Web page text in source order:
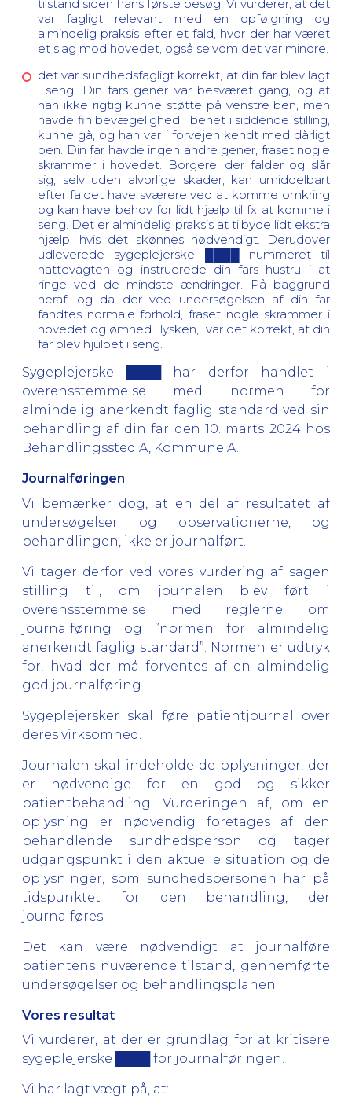
tilstand siden hans første besøg. Vi vurderer, at det
var fagligt relevant med en opfølgning og
almindelig praksis efter et fald, hvor der har været
et slag mod hovedet, også selvom det var mindre.
det var sundhedsfagligt korrekt, at din far blev lagt
i seng. Din fars gener var besværet gang, og at
han ikke rigtig kunne støtte på venstre ben, men
havde fin bevægelighed i benet i siddende stilling,
kunne gå, og han var i forvejen kendt med dårligt
ben. Din far havde ingen andre gener, fraset nogle
skrammer i hovedet. Borgere, der falder og slår
sig, selv uden alvorlige skader, kan umiddelbart
efter faldet have sværere ved at komme omkring
og kan have behov for lidt hjælp til fx at komme i
seng. Det er almindelig praksis at tilbyde lidt ekstra
hjælp, hvis det skønnes nødvendigt. Derudover
udleverede sygeplejerske ████ nummeret til
nattevagten og instruerede din fars hustru i at
ringe ved de mindste ændringer. På baggrund
heraf, og da der ved undersøgelsen af din far
fandtes normale forhold, fraset nogle skrammer i
hovedet og ømhed i lysken, var det korrekt, at din
far blev hjulpet i seng.
Sygeplejerske ████ har derfor handlet i
overensstemmelse med normen for
almindelig anerkendt faglig standard ved sin
behandling af din far den 10. marts 2024 hos
Behandlingssted A, Kommune A.
Journalføringen
Vi bemærker dog, at en del af resultatet af
undersøgelser og observationerne, og
behandlingen, ikke er journalført.
Vi tager derfor ved vores vurdering af sagen
stilling til, om journalen blev ført i
overensstemmelse med reglerne om
journalføring og ”normen for almindelig
anerkendt faglig standard”. Normen er udtryk
for, hvad der må forventes af en almindelig
god journalføring.
Sygeplejersker skal føre patientjournal over
deres virksomhed.
Journalen skal indeholde de oplysninger, der
er nødvendige for en god og sikker
patientbehandling. Vurderingen af, om en
oplysning er nødvendig foretages af den
behandlende sundhedsperson og tager
udgangspunkt i den aktuelle situation og de
oplysninger, som sundhedspersonen har på
tidspunktet for den behandling, der
journalføres.
Det kan være nødvendigt at journalføre
patientens nuværende tilstand, gennemførte
undersøgelser og behandlingsplanen.
Vores resultat
Vi vurderer, at der er grundlag for at kritisere
sygeplejerske ████ for journalføringen.
Vi har lagt vægt på, at: